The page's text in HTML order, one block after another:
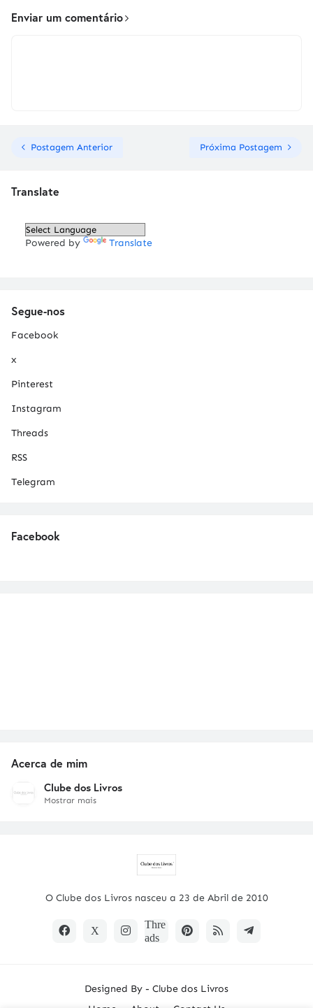
Enviar um comentário
Postagem Anterior Próxima Postagem
Translate
Powered by Translate
Segue-nos
Facebook
x
Pinterest
Instagram
Threads
RSS
Telegram
Facebook
Acerca de mim
Clube dos Livros
Mostrar mais
O Clube dos Livros nasceu a 23 de Abril de 2010
Designed By - Clube dos Livros